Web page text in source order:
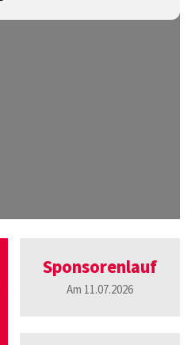
Sponsorenlauf
Am 11.07.2026